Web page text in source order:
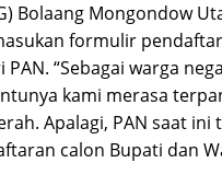
Bolaang Mongondow
formulir
“Sebagai warga
kami merasa
Apalagi, PAN saat ini
calon Bupati dan